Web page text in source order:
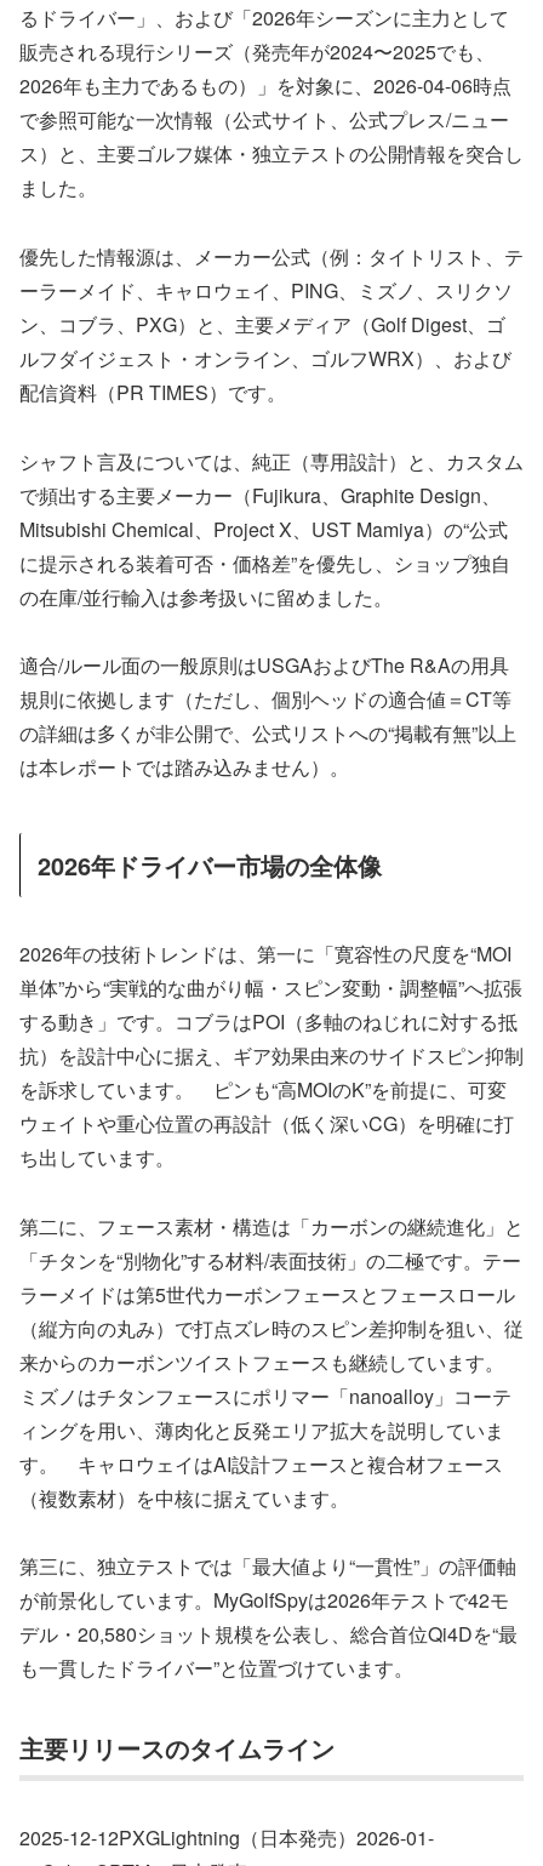
るドライバー」、および「2026年シーズンに主力として
販売される現行シリーズ（発売年が2024〜2025でも、
2026年も主力であるもの）」を対象に、2026-04-06時点
で参照可能な一次情報（公式サイト、公式プレス/ニュー
ス）と、主要ゴルフ媒体・独立テストの公開情報を突合し
ました。
優先した情報源は、メーカー公式（例：タイトリスト、テ
ーラーメイド、キャロウェイ、PING、ミズノ、スリクソ
ン、コブラ、PXG）と、主要メディア（Golf Digest、ゴ
ルフダイジェスト・オンライン、ゴルフWRX）、および
配信資料（PR TIMES）です。
シャフト言及については、純正（専用設計）と、カスタム
で頻出する主要メーカー（Fujikura、Graphite Design、
Mitsubishi Chemical、Project X、UST Mamiya）の“公式
に提示される装着可否・価格差”を優先し、ショップ独自
の在庫/並行輸入は参考扱いに留めました。
適合/ルール面の一般原則はUSGAおよびThe R&Aの用具
規則に依拠します（ただし、個別ヘッドの適合値＝CT等
の詳細は多くが非公開で、公式リストへの“掲載有無”以上
は本レポートでは踏み込みません）。
2026年ドライバー市場の全体像
2026年の技術トレンドは、第一に「寛容性の尺度を“MOI
単体”から“実戦的な曲がり幅・スピン変動・調整幅”へ拡張
する動き」です。コブラはPOI（多軸のねじれに対する抵
抗）を設計中心に据え、ギア効果由来のサイドスピン抑制
を訴求しています。 ピンも“高MOIのK”を前提に、可変
ウェイトや重心位置の再設計（低く深いCG）を明確に打
ち出しています。
第二に、フェース素材・構造は「カーボンの継続進化」と
「チタンを“別物化”する材料/表面技術」の二極です。テー
ラーメイドは第5世代カーボンフェースとフェースロール
（縦方向の丸み）で打点ズレ時のスピン差抑制を狙い、従
来からのカーボンツイストフェースも継続しています。
ミズノはチタンフェースにポリマー「nanoalloy」コーテ
ィングを用い、薄肉化と反発エリア拡大を説明していま
す。 キャロウェイはAI設計フェースと複合材フェース
（複数素材）を中核に据えています。
第三に、独立テストでは「最大値より“一貫性”」の評価軸
が前景化しています。MyGolfSpyは2026年テストで42モ
デル・20,580ショット規模を公表し、総合首位Qi4Dを“最
も一貫したドライバー”と位置づけています。
主要リリースのタイムライン
2025-12-12PXGLightning（日本発売）2026-01-